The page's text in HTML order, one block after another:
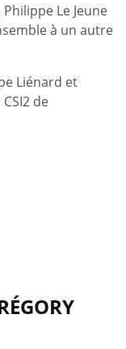
Le Jeune
à un autre
Liénard et
de